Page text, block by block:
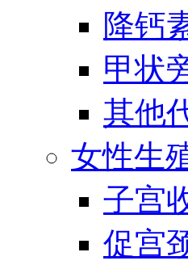
降钙
甲状
其他
女性生
子宫
促宫